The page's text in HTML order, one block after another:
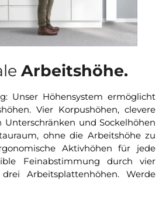
Arbeitshöhe.
Unser Höhensystem ermöglicht
Vier Korpushöhen, clevere
Unterschränken und Sockelhöhen
ohne die Arbeitshöhe zu
Aktivhöhen für jede
Feinabstimmung durch vier
Arbeitsplattenhöhen. Werde